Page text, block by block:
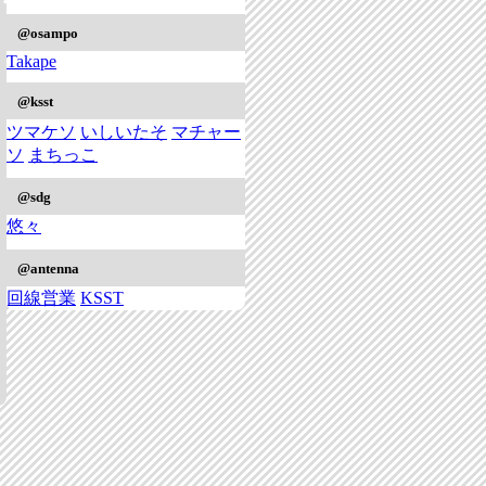
@osampo
Takape
@ksst
ツマケソ いしいたそ マチャー
ソ まちっこ
@sdg
悠々
@antenna
回線営業 KSST